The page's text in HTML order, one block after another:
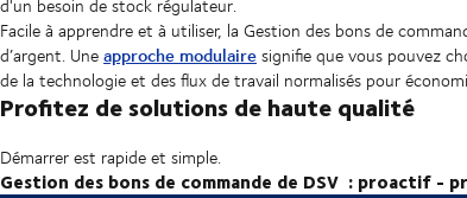
d'un besoin de stock régulateur.
Facile à apprendre et à utiliser, la Gestion des bons de
d’argent. Uneapproche modulairesignifie que vous pouvez
de la technologie et des flux de travail normalisés pour
Profitez de solutions de haute qualité
Démarrer est rapide et simple.
Gestion des bons de commande de DSV : proactif -